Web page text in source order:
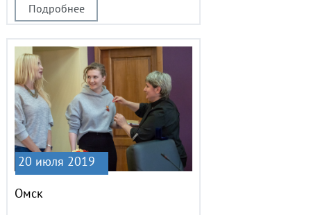
Подробнее
Омск
20 июля 2019